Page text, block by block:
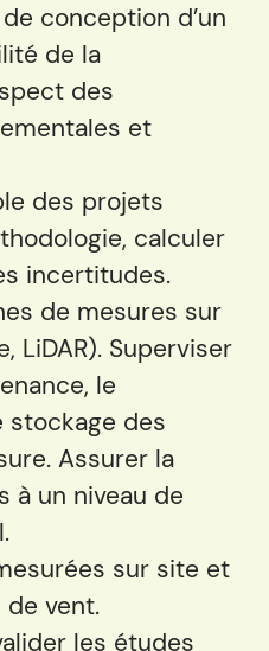
conception d’un
de la
des
et
des projets
calculer
incertitudes.
de mesures sur
LiDAR). Superviser
le
des
Assurer la
à un niveau de
sur site et
vent.
les études